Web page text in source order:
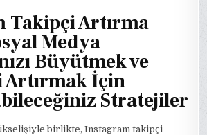
Takipçi Artırma
Medya
Büyütmek ve
İçin
Stratejiler
birlikte, Instagram takipçi